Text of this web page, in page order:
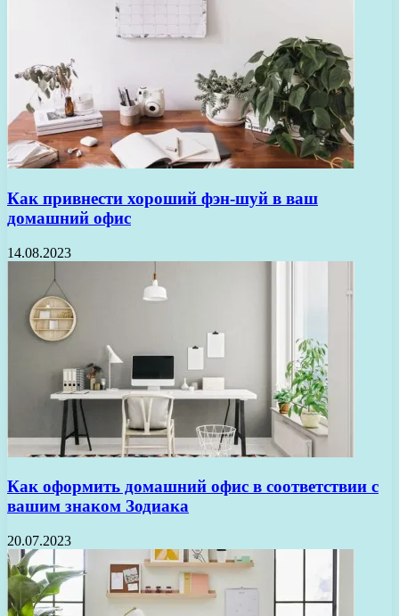
Как привнести хороший фэн-шуй в ваш
домашний офис
14.08.2023
Как оформить домашний офис в соответствии с
вашим знаком Зодиака
20.07.2023